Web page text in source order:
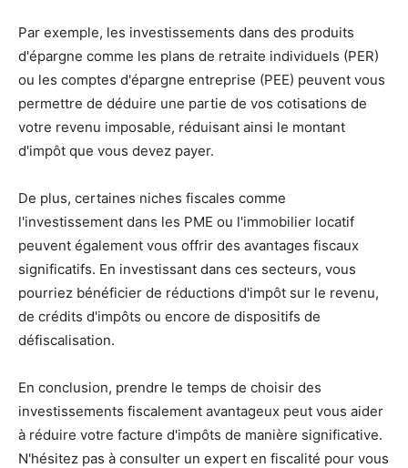
Par exemple, les investissements dans des produits
d'épargne comme les plans de retraite individuels (PER)
ou les comptes d'épargne entreprise (PEE) peuvent vous
permettre de déduire une partie de vos cotisations de
votre revenu imposable, réduisant ainsi le montant
d'impôt que vous devez payer.
De plus, certaines niches fiscales comme
l'investissement dans les PME ou l'immobilier locatif
peuvent également vous offrir des avantages fiscaux
significatifs. En investissant dans ces secteurs, vous
pourriez bénéficier de réductions d'impôt sur le revenu,
de crédits d'impôts ou encore de dispositifs de
défiscalisation.
En conclusion, prendre le temps de choisir des
investissements fiscalement avantageux peut vous aider
à réduire votre facture d'impôts de manière significative.
N'hésitez pas à consulter un expert en fiscalité pour vous